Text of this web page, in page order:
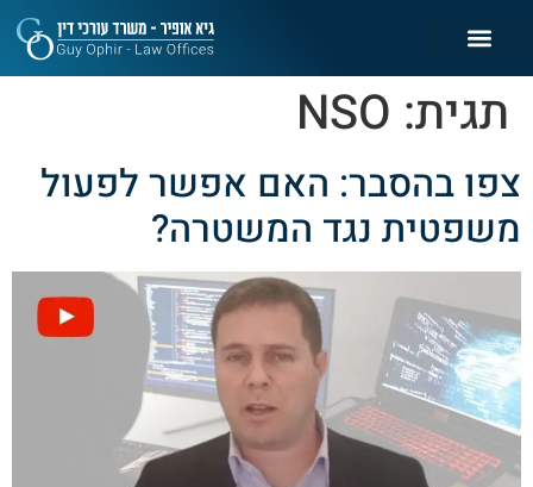
תגית: NSO
צפו בהסבר: האם אפשר לפעול
משפטית נגד המשטרה?